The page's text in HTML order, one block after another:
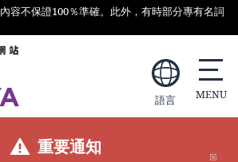
容不保證100％準確。此外，有時部分專有名詞
語言
重要通知